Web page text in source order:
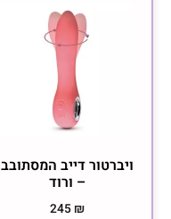
ויברטור דייב המסתובב
– ורוד
245 ₪